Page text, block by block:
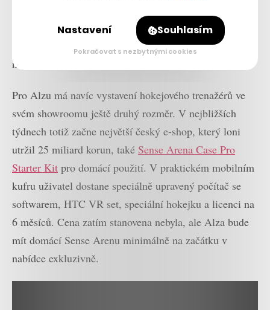
Sense Areny výměnou za minoritní podíl investoval
spolu s Alešem Volkem, majitelem jedné z
nejvýznamnějších českých hokejových agentur.
Pro Alzu má navíc vystavení hokejového trenažérů ve
svém showroomu ještě druhý rozměr. V nejbližších
týdnech totiž začne největší český e-shop, který loni
utržil 25 miliard korun, také Sense Arena Case Pro
Starter Kit pro domácí použití. V praktickém mobilním
kufru uživatel dostane speciálně upravený počítač se
softwarem, HTC VR set, speciální hokejku a licenci na
6 měsíců. Cena zatím stanovena nebyla, ale Alza bude
mít domácí Sense Arenu minimálně na začátku v
nabídce exkluzivně.
Nastavení Souhlasím
Pokračovat s nezbytnými cookies